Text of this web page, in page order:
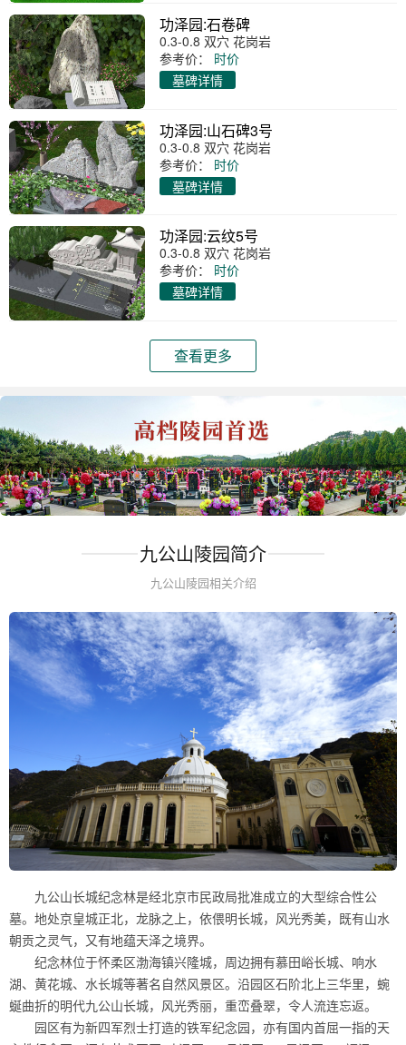
功泽园:石卷碑
0.3-0.8 双穴 花岗岩
参考价：
时价
墓碑详情
功泽园:山石碑3号
0.3-0.8 双穴 花岗岩
参考价：
时价
墓碑详情
功泽园:云纹5号
0.3-0.8 双穴 花岗岩
参考价：
时价
墓碑详情
查看更多
九公山陵园简介
九公山陵园相关介绍
九公山长城纪念林是经北京市民政局批准成立的大型综合性公
墓。地处京皇城正北，龙脉之上，依偎明长城，风光秀美，既有山水
朝贡之灵气，又有地蕴天泽之境界。
纪念林位于怀柔区渤海镇兴隆城，周边拥有慕田峪长城、响水
湖、黄花城、水长城等著名自然风景区。沿园区石阶北上三华里，蜿
蜒曲折的明代九公山长城，风光秀丽，重峦叠翠，令人流连忘返。
园区有为新四军烈士打造的铁军纪念园，亦有国内首屈一指的天